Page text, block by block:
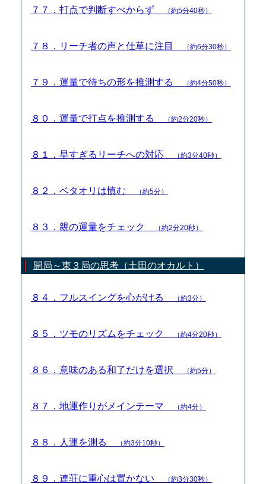
７７．打点で判断すべからず （約5分40秒）
７８．リーチ者の声と仕草に注目 （約6分30秒）
７９．運量で待ちの形を推測する （約4分50秒）
８０．運量で打点を推測する （約2分20秒）
８１．早すぎるリーチへの対応 （約3分40秒）
８２．ベタオリは慎む （約5分）
８３．親の運量をチェック （約2分20秒）
開局～東３局の思考（土田のオカルト）
８４．フルスイングを心がける （約3分）
８５．ツモのリズムをチェック （約4分20秒）
８６．意味のある和了だけを選択 （約5分）
８７．地運作りがメインテーマ （約4分）
８８．人運を測る （約3分10秒）
８９．連荘に重心は置かない （約3分30秒）